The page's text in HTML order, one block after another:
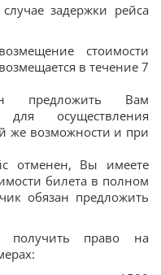
задержки рейса
стоимости
в течение 7
предложить Вам
осуществления
же возможности и при
отменен, Вы имеете
билета в полном
обязан предложить
получить право на